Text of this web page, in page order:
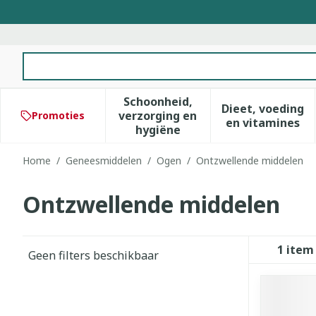
Promoties
Schoonheid,
verzorging en
hygiëne
Toon submenu voor
Dieet, voeding
en vitamines
Toon
Home / Geneesmiddelen / Ogen / Ontzwellende middelen
Ontzwellende middelen
Geen filters beschikbaar 1 item